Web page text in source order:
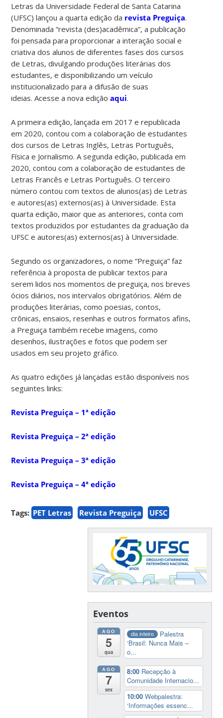
Letras da Universidade Federal de Santa Catarina
(UFSC) lançou a quarta edição da revista Preguiça.
Denominada “revista (des)acadêmica”, a publicação
foi pensada para proporcionar a interação social e
criativa dos alunos de diferentes fases dos cursos
de Letras, divulgando produções literárias dos
estudantes, e disponibilizando um veículo
institucionalizado para a difusão de suas
ideias. Acesse a nova ediçãoaqui.
A primeira edição, lançada em 2017 e republicada
em 2020, contou com a colaboração de estudantes
dos cursos de Letras Inglês, Letras Português,
Física e Jornalismo. A segunda edição, publicada em
2020, contou com a colaboração de estudantes de
Letras Francês e Letras Português. O terceiro
número contou com textos de alunos(as) de Letras
e autores(as) externos(as) à Universidade. Esta
quarta edição, maior que as anteriores, conta com
textos produzidos por estudantes da graduação da
UFSC e autores(as) externos(as) à Universidade.
Segundo os organizadores, o nome “Preguiça” faz
referência à proposta de publicar textos para
serem lidos nos momentos de preguiça, nos breves
ócios diários, nos intervalos obrigatórios. Além de
produções literárias, como poesias, contos,
crônicas, ensaios, resenhas e outros formatos afins,
a Preguiça também recebe imagens, como
desenhos, ilustrações e fotos que podem ser
usados em seu projeto gráfico.
As quatro edições já lançadas estão disponíveis nos
seguintes links:
Revista Preguiça – 1ª edição
Revista Preguiça – 2ª edição
Revista Preguiça – 3ª edição
Revista Preguiça – 4ª edição
Tags: PET Letras Revista Preguiça UFSC
Eventos
AGO
5
qua
dia inteiro
Palestra
‘Brasil: Nunca Mais –
o...
AGO
7
sex
8:00 Recepção à
Comunidade Internacio...
10:00Webpalestra:
‘Informações essenc...